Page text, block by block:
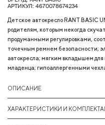
АРТИКУЛ: 4670078674234
Детское автокресло RANT BASIC
родителям, которым некогда
продуманными регулировками,
точечным ремнем безопасности;
автокресла; мягким вкладышем
младенца; гипоаллергенными
ОПИСАНИЕ
ХАРАКТЕРИСТИКИ И